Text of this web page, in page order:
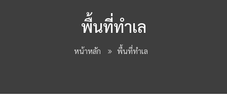
พื้นที่ทำเล
หน้าหลัก พื้นที่ทำเล